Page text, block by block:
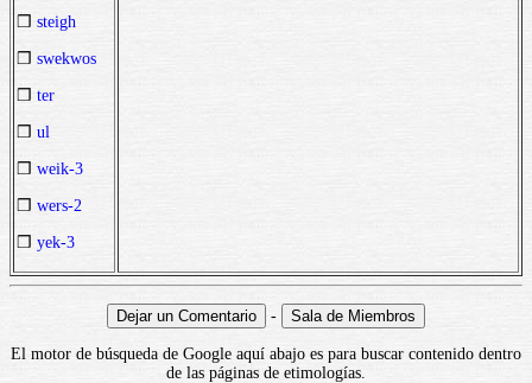
❒ steigh
❒ swekwos
❒ ter
❒ ul
❒ weik-3
❒ wers-2
❒ yek-3
-
El motor de búsqueda de Google aquí abajo es para buscar contenido dentro
de las páginas de etimologías.